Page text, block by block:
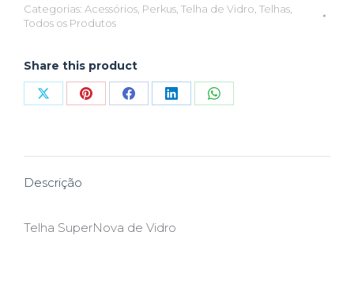
Categorias: Acessórios Perkus Telha de Vidro Telhas
Todos os Produtos
Share this product
Compartilhar
Compartilhar
Compartilhar
CompartilharCompartilhar
Descrição
Telha SuperNova de Vidro